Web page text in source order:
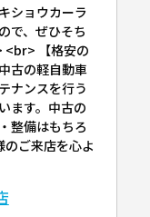
ショウカーラ
で、ぜひそち
<br> 【格安の
古の軽自動車
ナンスを行う
ます。中古の
整備はもちろ
ご来店を心よ